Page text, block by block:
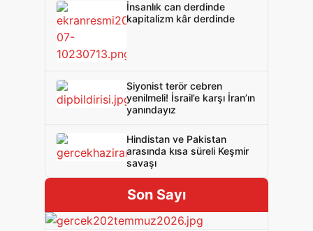
İnsanlık can derdinde
kapitalizm kâr derdinde
Siyonist terör cebren
yenilmeli! İsrail’e karşı İran’ın
yanındayız
Hindistan ve Pakistan
arasında kısa süreli Keşmir
savaşı
Son Sayı